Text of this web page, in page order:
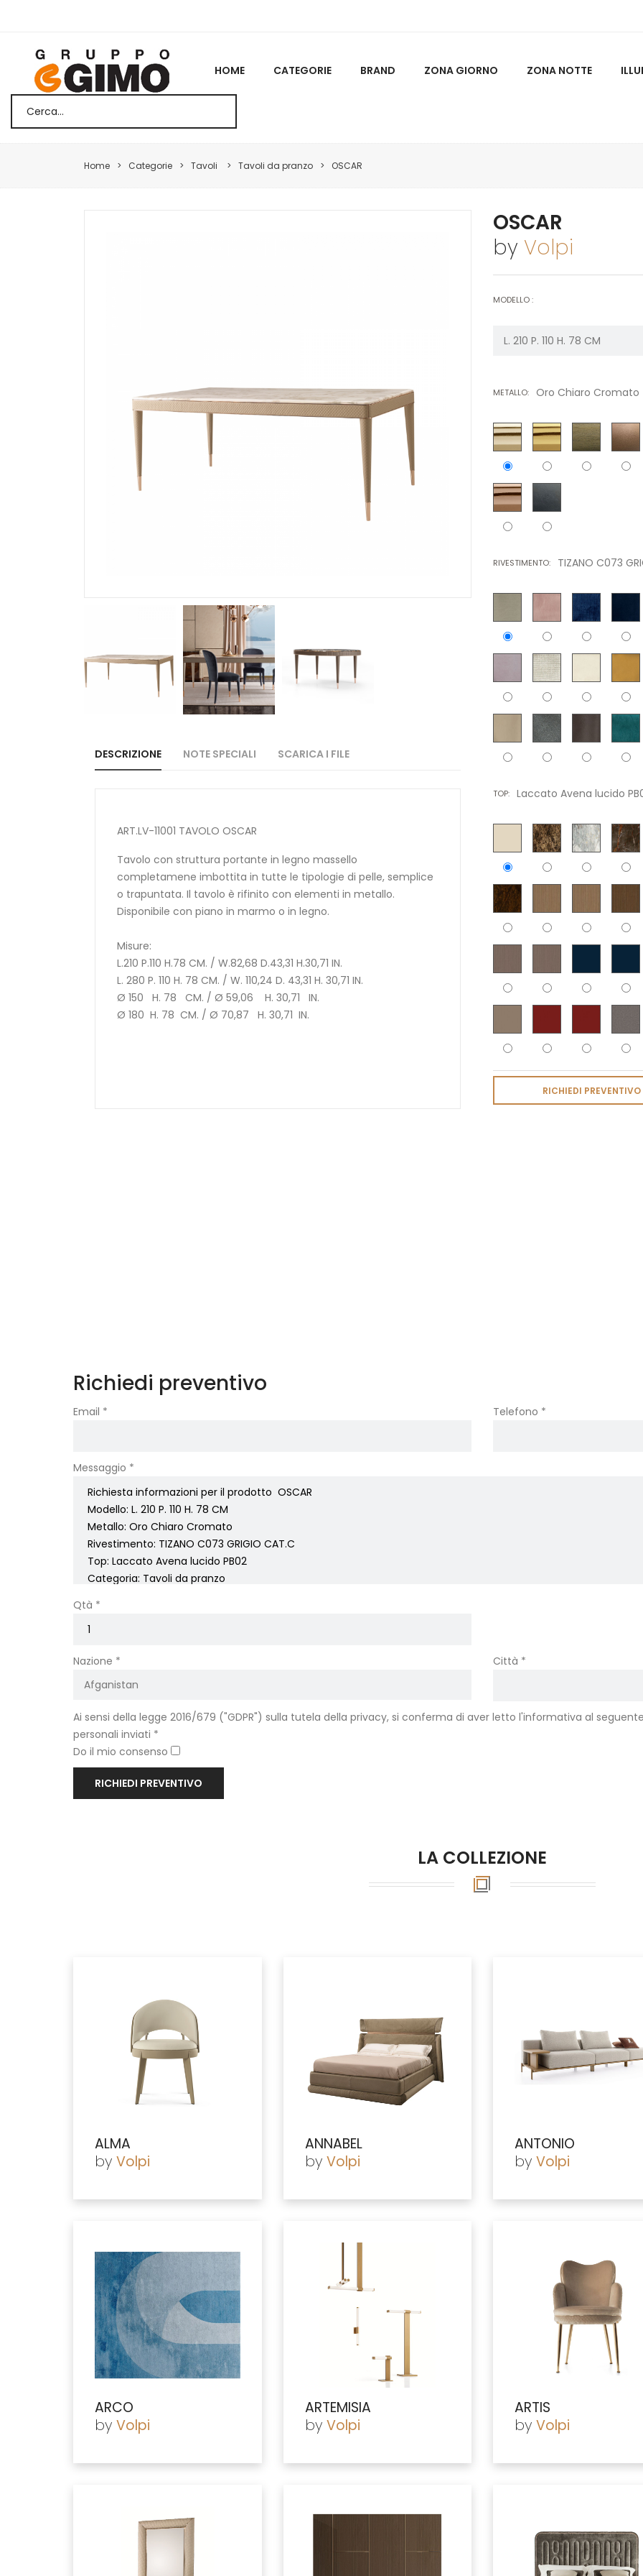
HOME CATEGORIE BRAND ZONA GIORNO ZONA NOTTE
Home Categorie Tavoli Tavoli da pranzo OSCAR
DESCRIZIONE NOTE SPECIALI SCARICA I FILE
ART.LV-11001 TAVOLO OSCAR
Tavolo con struttura portante in legno massello
completamene imbottita in tutte le tipologie di pelle, semplice
o trapuntata. Il tavolo è rifinito con elementi in metallo.
Disponibile con piano in marmo o in legno.
Misure:
L.210 P.110 H.78 CM. / W.82,68 D.43,31 H.30,71 IN.
L. 280 P. 110 H. 78 CM. / W. 110,24 D. 43,31 H. 30,71 IN.
Ø 150 H. 78 CM. / Ø 59,06 H. 30,71 IN.
Ø 180 H. 78 CM. / Ø 70,87 H. 30,71 IN.
OSCAR
by Volpi
MODELLO :
METALLO: Oro Chiaro Cromato
RIVESTIMENTO: TIZANO C073
TOP: Laccato Avena lucido
RICHIEDI PREVENTIVO
Richiedi preventivo
Email * Telefono *
Messaggio *
Qtà *
Nazione * Città *
Ai sensi della legge 2016/679 ("GDPR") sulla tutela della privacy, si conferma di aver letto l'informativa al
personali inviati *
Do il mio consenso
RICHIEDI PREVENTIVO
LA COLLEZIONE
ALMA
by Volpi
ANNABEL
by Volpi
ANTONIO
by Volpi
ARCO
by Volpi
ARTEMISIA
by Volpi
ARTIS
by Volpi